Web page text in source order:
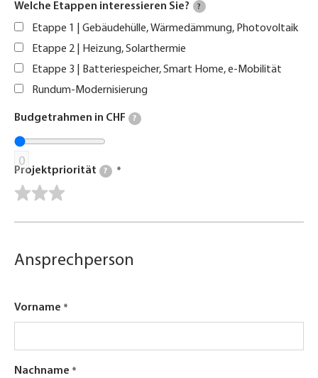
Welche Etappen interessieren Sie? ?
Etappe 1 | Gebäudehülle, Wärmedämmung, Photovoltaik
Etappe 2 | Heizung, Solarthermie
Etappe 3 | Batteriespeicher, Smart Home, e-Mobilität
Rundum-Modernisierung
Budgetrahmen in CHF ?
0
Projektpriorität ?
Ansprechperson
Vorname
Nachname